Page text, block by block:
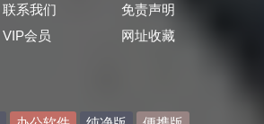
联系我们
免责声明
VIP会员 网址收藏